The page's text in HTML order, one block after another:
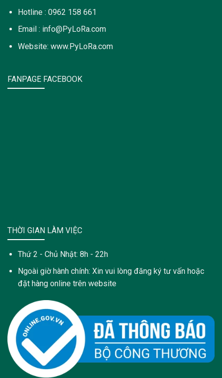
Hotline : 0962 158 661
Email : info@PyLoRa.com
Website: www.PyLoRa.com
FANPAGE FACEBOOK
THỜI GIAN LÀM VIỆC
Thứ 2 - Chủ Nhật: 8h - 22h
Ngoài giờ hành chính: Xin vui lòng đăng ký tư vấn hoặc
đặt hàng online trên website